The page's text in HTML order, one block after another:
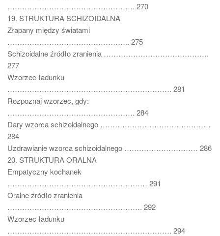
……………………………………………. 270
19. STRUKTURA SCHIZOIDALNA
Złapany między światami
………………………………………….. 275
Schizoidalne źródło zranienia …………………………………….
277
Wzorzec ładunku
…………………………………………………………. 281
Rozpoznaj wzorzec, gdy:
……………………………………………. 284
Dary wzorca schizoidalnego ………………………………………
284
Uzdrawianie wzorca schizoidalnego ………………………… 286
20. STRUKTURA ORALNA
Empatyczny kochanek
………………………………………………… 291
Oralne źródło zranienia
………………………………………………. 292
Wzorzec ładunku
…………………………………………………………. 294